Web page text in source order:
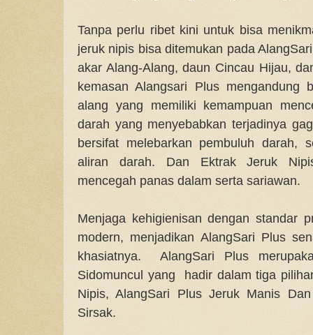
Tanpa perlu ribet kini untuk bisa
jeruk nipis bisa ditemukan pada
akar Alang-Alang, daun Cincau Hijau,
kemasan Alangsari Plus mengandung
alang yang memiliki kemampuan
darah yang menyebabkan terjadinya
bersifat melebarkan pembuluh darah,
aliran darah. Dan Ektrak Jeruk
mencegah panas dalam serta sariawan.
Menjaga kehigienisan dengan standar
modern, menjadikan AlangSari Plus
khasiatnya. AlangSari Plus
Sidomuncul yang hadir dalam tiga
Nipis, AlangSari Plus Jeruk Manis
Sirsak.